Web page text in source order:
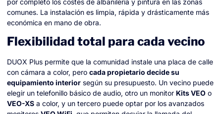
comunes. La instalación es limpia, rápida y drásticamente más
económica en mano de obra.
Flexibilidad total para cada vecino
DUOX Plus permite que la comunidad instale una placa de calle
con cámara a color, pero cada propietario decide su
equipamiento interior según su presupuesto. Un vecino puede
elegir un telefonillo básico de audio, otro un monitor Kits VEO o
VEO-XS a color, y un tercero puede optar por los avanzados